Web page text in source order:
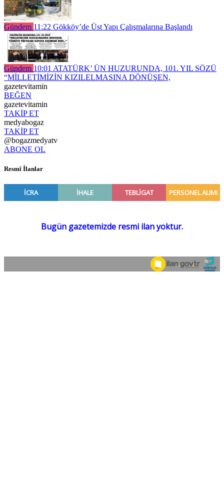
Gündem 11:22 Gökköy’de Üst Yapı Çalışmalarına Başlandı
Gündem 10:01 ATATÜRK’ ÜN HUZURUNDA, 101. YIL SÖZÜ
“MİLLETİMİZİN KIZILELMASINA DÖNÜŞEN,
gazetevitamin
BEĞEN
gazetevitamin
TAKİP ET
medyabogaz
TAKİP ET
@bogazmedyatv
ABONE OL
Resmî İlanlar